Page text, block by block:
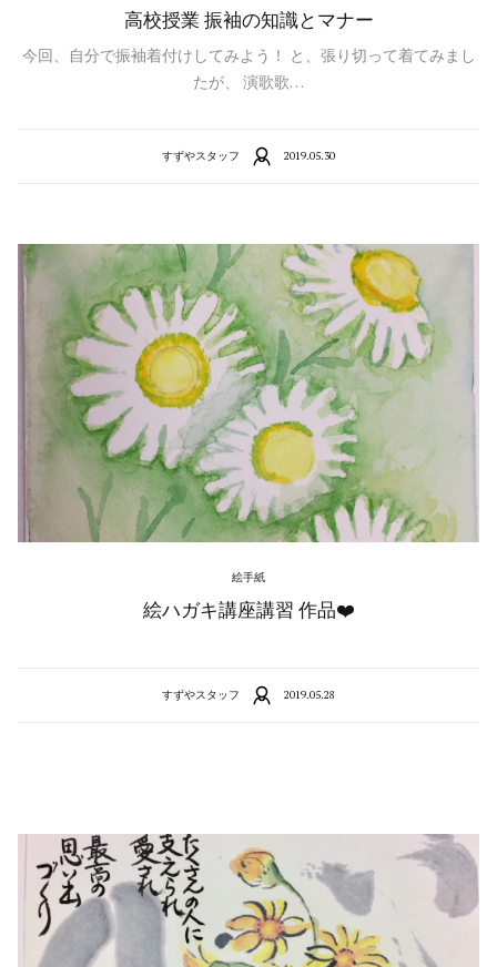
高校授業 振袖の知識とマナー
今回、自分で振袖着付けしてみよう！ と、張り切って着てみまし
たが、 演歌歌…
すずやスタッフ 2019.05.30
絵手紙
絵ハガキ講座講習 作品❤️
すずやスタッフ 2019.05.28